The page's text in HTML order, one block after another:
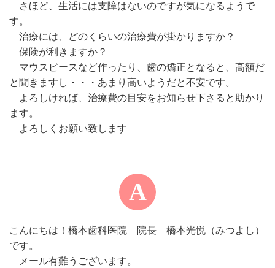
さほど、生活には支障はないのですが気になるようで
す。
治療には、どのくらいの治療費が掛かりますか？
保険が利きますか？
マウスピースなど作ったり、歯の矯正となると、高額だ
と聞きますし・・・あまり高いようだと不安です。
よろしければ、治療費の目安をお知らせ下さると助かり
ます。
よろしくお願い致します
こんにちは！橋本歯科医院 院長 橋本光悦（みつよし）
です。
メール有難うございます。